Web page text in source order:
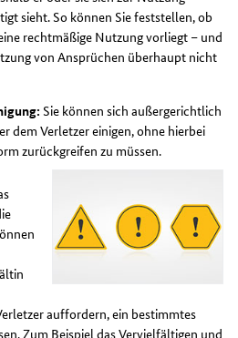
sieht. So können Sie feststellen, ob
rechtmäßige Nutzung vorliegt – und
von Ansprüchen überhaupt nicht
Sie können sich außergerichtlich
dem Verletzer einigen, ohne hierbei
zurückgreifen zu müssen.
auffordern, ein bestimmtes
Zum Beispiel das Vervielfältigen und